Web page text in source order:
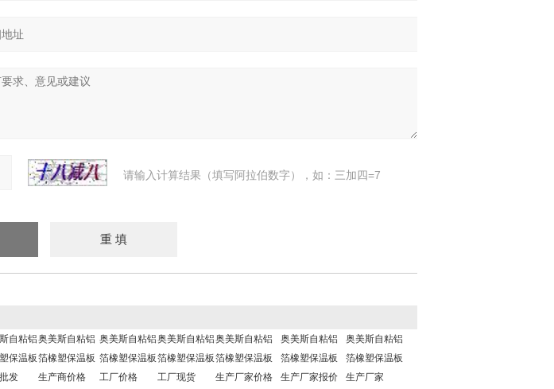
请输入计算结果（填写阿拉伯数字），如：三加四=7
自粘铝
保温板
发
奥美斯自粘铝
箔橡塑保温板
生产商价格
奥美斯自粘铝
箔橡塑保温板
工厂价格
奥美斯自粘铝
箔橡塑保温板
工厂现货
奥美斯自粘铝
箔橡塑保温板
生产厂家价格
奥美斯自粘铝
箔橡塑保温板
生产厂家报价
奥美斯自粘铝
箔橡塑保温板
生产厂家